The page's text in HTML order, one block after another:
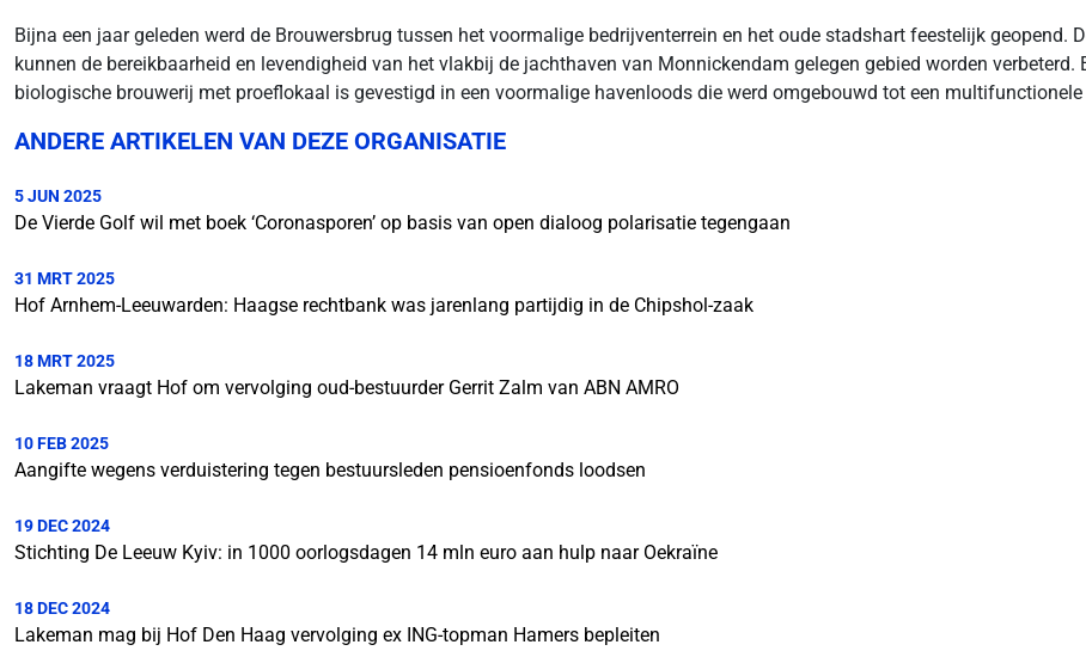
Bijna een jaar geleden werd de Brouwersbrug tussen het voormalige bedrijventerrein en het oude stadshart feestelijk geopend.
kunnen de bereikbaarheid en levendigheid van het vlakbij de jachthaven van Monnickendam gelegen gebied worden verbeterd.
biologische brouwerij met proeflokaal is gevestigd in een voormalige havenloods die werd omgebouwd tot een multifunctionele
ANDERE ARTIKELEN VAN DEZE ORGANISATIE
5 JUN 2025
De Vierde Golf wil met boek ‘Coronasporen’ op basis van open dialoog polarisatie tegengaan
31 MRT 2025
Hof Arnhem-Leeuwarden: Haagse rechtbank was jarenlang partijdig in de Chipshol-zaak
18 MRT 2025
Lakeman vraagt Hof om vervolging oud-bestuurder Gerrit Zalm van ABN AMRO
10 FEB 2025
Aangifte wegens verduistering tegen bestuursleden pensioenfonds loodsen
19 DEC 2024
Stichting De Leeuw Kyiv: in 1000 oorlogsdagen 14 mln euro aan hulp naar Oekraïne
18 DEC 2024
Lakeman mag bij Hof Den Haag vervolging ex ING-topman Hamers bepleiten